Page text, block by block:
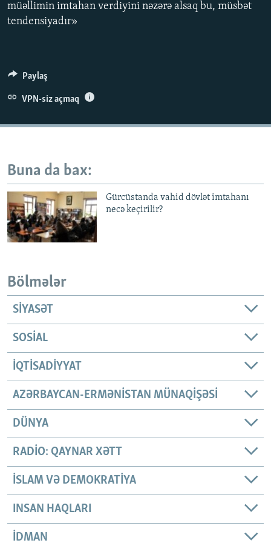
İNFOQRAFIKA
AZƏRBAYCAN ƏDƏBIYYATI KITABXANASI
MISSIYAMIZ
AZADLIQRADIOSU MOBIL TELEFONUNUZDA
BIZIMLƏ ƏLAQƏ
BIZI IZLƏ
RFE/RL-in bütün saytları
müəllimin imtahan verdiyini nəzərə alsaq bu, müsbət
tendensiyadır»
Paylaş
VPN-siz açmaq
Buna da bax:
Gürcüstanda vahid dövlət imtahanı
necə keçirilir?
Bölmələr
SIYASƏT
SOSIAL
İQTISADIYYAT
AZƏRBAYCAN-ERMƏNISTAN MÜNAQIŞƏSI
DÜNYA
RADIO: QAYNAR XƏTT
İSLAM VƏ DEMOKRATIYA
INSAN HAQLARI
İDMAN